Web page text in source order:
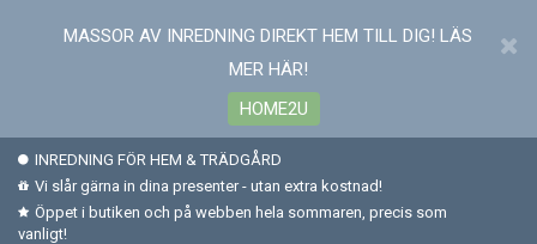
MASSOR AV INREDNING DIREKT HEM TILL DIG! LÄS
MER HÄR!
HOME2U
INREDNING FÖR HEM & TRÄDGÅRD
Vi slår gärna in dina presenter - utan extra kostnad!
Öppet i butiken och på webben hela sommaren, precis som
vanligt!